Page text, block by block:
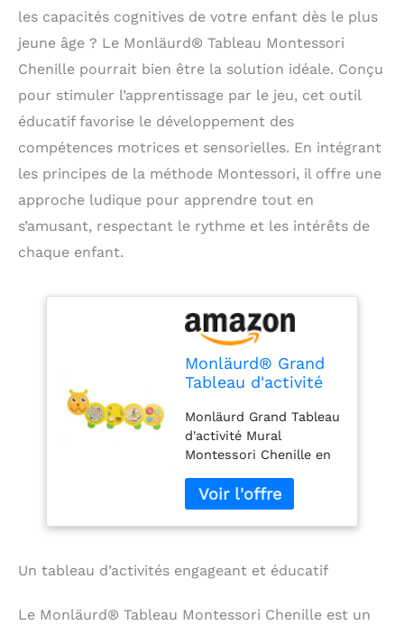
les capacités cognitives de votre enfant dès le plus
jeune âge ? Le Monläurd® Tableau Montessori
Chenille pourrait bien être la solution idéale. Conçu
pour stimuler l’apprentissage par le jeu, cet outil
éducatif favorise le développement des
compétences motrices et sensorielles. En intégrant
les principes de la méthode Montessori, il offre une
approche ludique pour apprendre tout en
s’amusant, respectant le rythme et les intérêts de
chaque enfant.
Monläurd® Grand
Tableau d'activité
Chenille en Bois -
Centre d'activités
Interactif et
Sensoriel, Jouet
Éducatif pour
Enfants, Idéal pour
Crèche, Maternelle
Monläurd Grand Tableau
d'activité Mural
Montessori Chenille en
Interactif et Sensoriel,
Jouet Éducatif pour
Enfants, Idéal pour
Salle de Jeux.
Un tableau d’activités engageant et éducatif
Le Monläurd® Tableau Montessori Chenille est un